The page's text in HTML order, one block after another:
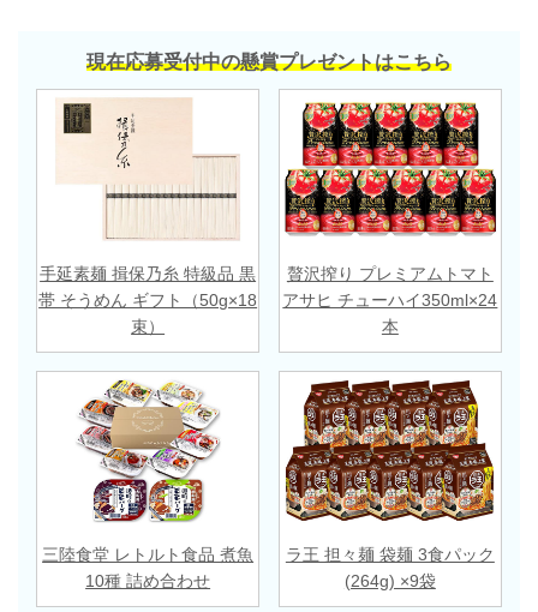
現在応募受付中の懸賞プレゼントはこちら
手延素麺 揖保乃糸 特級品 黒
帯 そうめん ギフト（50g×18
束）
贅沢搾り プレミアムトマト
アサヒ チューハイ350ml×24
本
三陸食堂 レトルト食品 煮魚
10種 詰め合わせ
ラ王 担々麺 袋麺 3食パック
(264g) ×9袋